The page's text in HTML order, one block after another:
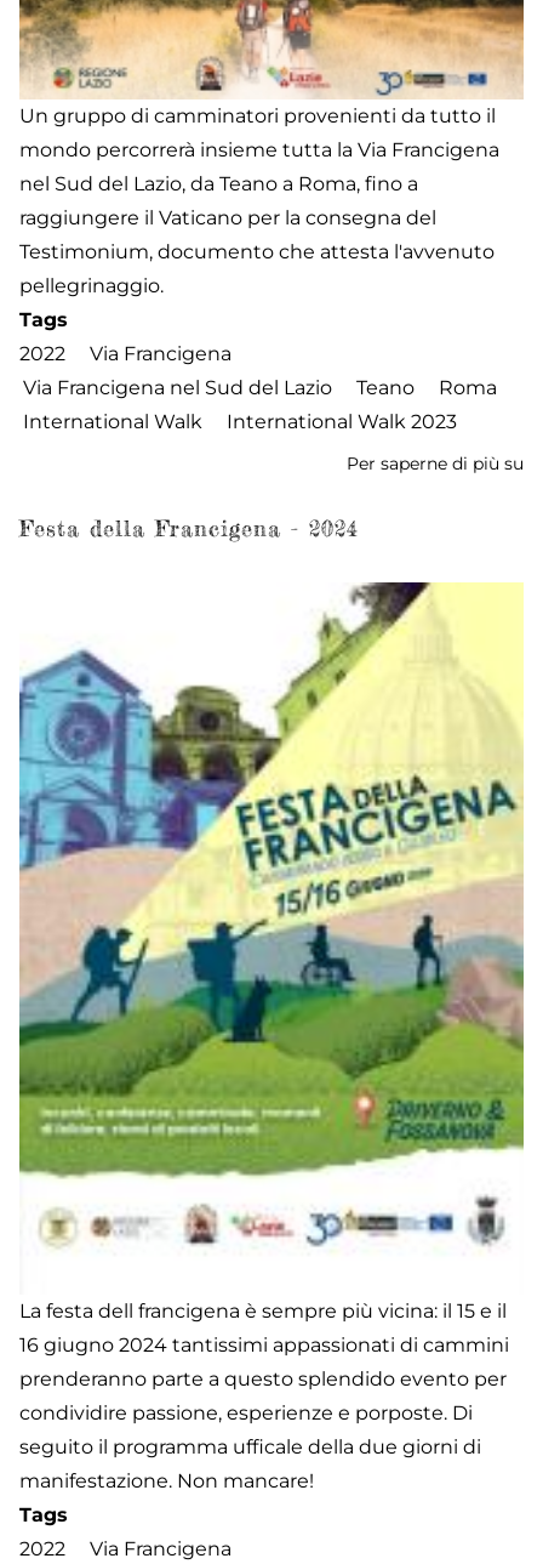
Un gruppo di camminatori provenienti da tutto il
mondo percorrerà insieme tutta la Via Francigena
nel Sud del Lazio, da Teano a Roma, fino a
raggiungere il Vaticano per la consegna del
Testimonium, documento che attesta l'avvenuto
pellegrinaggio.
Tags
2022
Via Francigena
Via Francigena nel Sud del Lazio
Teano
Roma
International Walk
International Walk 2023
Per saperne di più su
Festa della Francigena - 2024
La festa dell francigena è sempre più vicina: il 15 e il
16 giugno 2024 tantissimi appassionati di cammini
prenderanno parte a questo splendido evento per
condividire passione, esperienze e porposte. Di
seguito il programma ufficale della due giorni di
manifestazione. Non mancare!
Tags
2022
Via Francigena